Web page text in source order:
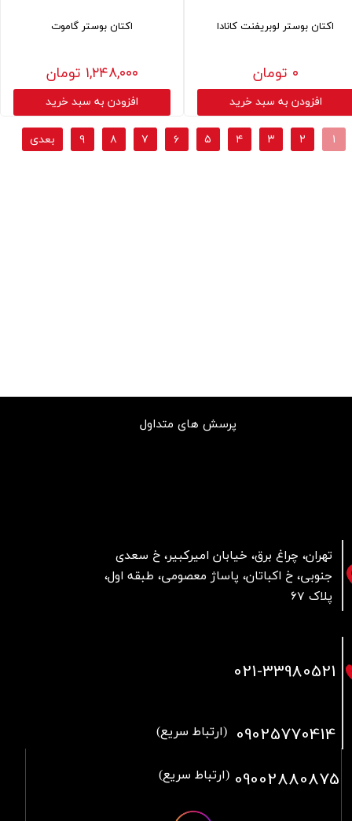
اکتان بوستر لوبریفنت کانادا
۰ تومان
افزودن به سبد خرید
اکتان بوستر گاموت
۱,۲۴۸,۰۰۰ تومان
افزودن به سبد خرید
۱ ۲ ۳ ۴ ۵ ۶ ۷ ۸ ۹ بعدی
تهران، چراغ برق، خیابان امیرکبیر، خ سعدی
جنوبی، خ اکباتان، پاساژ معصومی، طبقه اول،
پلاک 67
پرسش های متداول
021-33980521
09025770414 (ارتباط سریع)
09002880875 (ارتباط سریع)